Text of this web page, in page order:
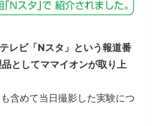
レビ「Nスタ」という報道番
としてママイオンが取り上
含めて当日撮影した実験につ